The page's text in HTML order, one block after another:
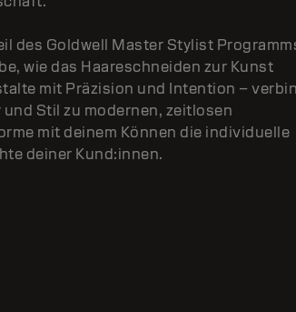
Form und Geschmeidigkeit perfekt zu
individuell, kreiere
Looks und erschaffe
Texturen – von modernen
bis zu glättenden